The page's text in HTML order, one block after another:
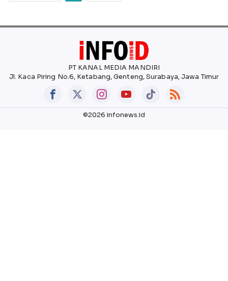
PT KANAL MEDIA MANDIRI
Jl. Kaca Piring No.6, Ketabang, Genteng, Surabaya, Jawa Timur
©2026 infonews.id